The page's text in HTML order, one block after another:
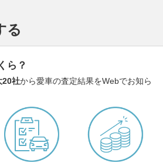
る
ら？
20社から愛車の査定結果をWebでお知ら